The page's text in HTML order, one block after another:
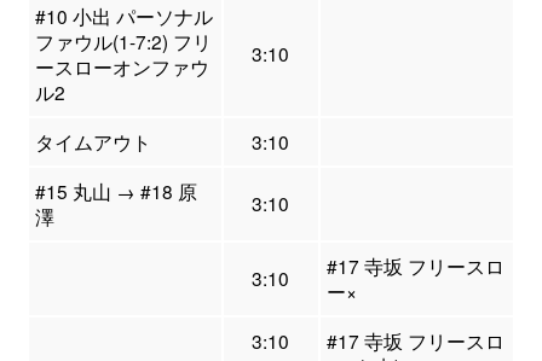
#10 小出 パーソナル
ファウル(1-7:2) フリ
ースローオンファウ
ル2
3:10
タイムアウト
3:10
#15 丸山 → #18 原
澤
3:10
3:10
#17 寺坂 フリースロ
ー×
3:10
#17 寺坂 フリースロ